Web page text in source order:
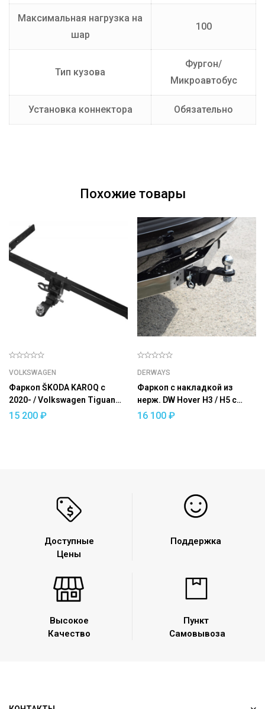
Максимальная нагрузка на
шар
100
Тип кузова
Фургон/
Микроавтобус
Установка коннектора Обязательно
Похожие товары
VOLKSWAGEN
Фаркоп ŠKODA KAROQ с
2020- / Volkswagen Tiguan
2017- / ŠKODA Kodiaq 2017-
15 200 ₽
DERWAYS
Фаркоп c накладкой из
нерж. DW Hover H3 / H5 с
2010 — съемный квадрат
16 100 ₽
Высокое
Качество
Доступные
Цены
Пункт
Самовывоза
Поддержка